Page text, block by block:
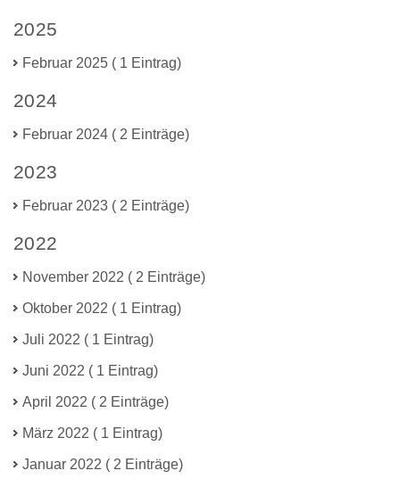
2025
Februar 2025 ( 1 Eintrag)
2024
Februar 2024 ( 2 Einträge)
2023
Februar 2023 ( 2 Einträge)
2022
November 2022 ( 2 Einträge)
Oktober 2022 ( 1 Eintrag)
Juli 2022 ( 1 Eintrag)
Juni 2022 ( 1 Eintrag)
April 2022 ( 2 Einträge)
März 2022 ( 1 Eintrag)
Januar 2022 ( 2 Einträge)